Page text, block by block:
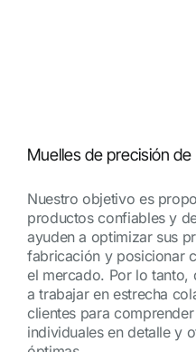
Muelles de precisión de
Nuestro objetivo es
productos confiables y
ayuden a optimizar sus
fabricación y posicionar
el mercado. Por lo tanto,
a trabajar en estrecha
clientes para
individuales en detalle y